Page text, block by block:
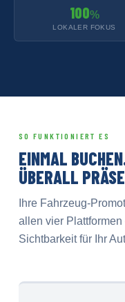
100%
LOKALER FOKUS
SO FUNKTIONIERT ES
EINMAL
ÜBERALL
Ihre Fahrzeug-
allen vier
Sichtbarkeit für Ihr